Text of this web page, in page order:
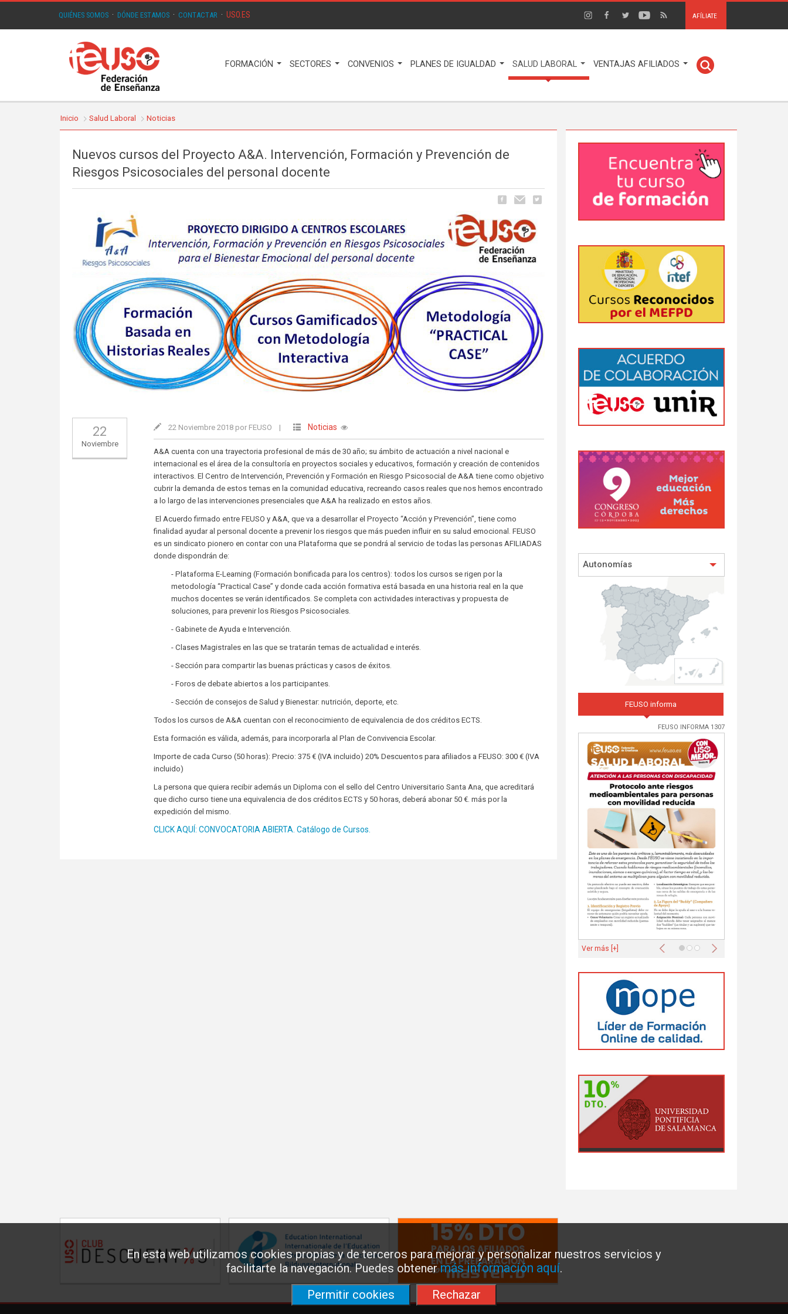
En esta web utilizamos cookies propias y de terceros para mejorar y personalizar nuestros servicios y
facilitarte la navegación. Puedes obtenermás información aquí.
Permitir cookies
Rechazar
QUIÉNES SOMOS · DÓNDE ESTAMOS · CONTACTAR · USO.ES AFÍLIATE
FORMACIÓN SECTORES CONVENIOS PLANES DE IGUALDAD SALUD LABORAL VENTAJAS AFILIADOS
Inicio Salud Laboral Noticias
Nuevos cursos del Proyecto A&A. Intervención, Formación y Prevención de
Riesgos Psicosociales del personal docente
22
Noviembre
22 Noviembre 2018 por FEUSO | Noticias
A&A cuenta con una trayectoria profesional de más de 30 año; su ámbito de actuación a nivel nacional e
internacional es el área de la consultoría en proyectos sociales y educativos, formación y creación de contenidos
interactivos. El Centro de Intervención, Prevención y Formación en Riesgo Psicosocial de A&A tiene como objetivo
cubrir la demanda de estos temas en la comunidad educativa, recreando casos reales que nos hemos encontrado
a lo largo de las intervenciones presenciales que A&A ha realizado en estos años.
El Acuerdo firmado entre FEUSO y A&A, que va a desarrollar el Proyecto “Acción y Prevención”, tiene como
finalidad ayudar al personal docente a prevenir los riesgos que más pueden influir en su salud emocional. FEUSO
es un sindicato pionero en contar con una Plataforma que se pondrá al servicio de todas las personas AFILIADAS
donde dispondrán de:
- Plataforma E-Learning (Formación bonificada para los centros): todos los cursos se rigen por la
metodología “Practical Case” y donde cada acción formativa está basada en una historia real en la que
muchos docentes se verán identificados. Se completa con actividades interactivas y propuesta de
soluciones, para prevenir los Riesgos Psicosociales.
- Gabinete de Ayuda e Intervención.
- Clases Magistrales en las que se tratarán temas de actualidad e interés.
- Sección para compartir las buenas prácticas y casos de éxitos.
- Foros de debate abiertos a los participantes.
- Sección de consejos de Salud y Bienestar: nutrición, deporte, etc.
Todos los cursos de A&A cuentan con el reconocimiento de equivalencia de dos créditos ECTS.
Esta formación es válida, además, para incorporarla al Plan de Convivencia Escolar.
Importe de cada Curso (50 horas): Precio: 375 € (IVA incluido) 20% Descuentos para afiliados a FEUSO: 300 € (IVA
incluido)
La persona que quiera recibir además un Diploma con el sello del Centro Universitario Santa Ana, que acreditará
que dicho curso tiene una equivalencia de dos créditos ECTS y 50 horas, deberá abonar 50 €. más por la
expedición del mismo.
CLICK AQUÍ: CONVOCATORIA ABIERTA. Catálogo de Cursos.
Autonomías
FEUSO informa
FEUSO INFORMA 1307
Anterior Siguiente
Ver más [+]